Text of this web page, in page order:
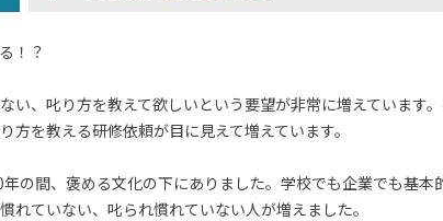
！？
い、叱り方を教えて欲しいという要望が非常に増えています
方を教える研修依頼が目に見えて増えています。
の間、褒める文化の下にありました。学校でも企業でも基
れていない、叱られ慣れていない人が増えました。